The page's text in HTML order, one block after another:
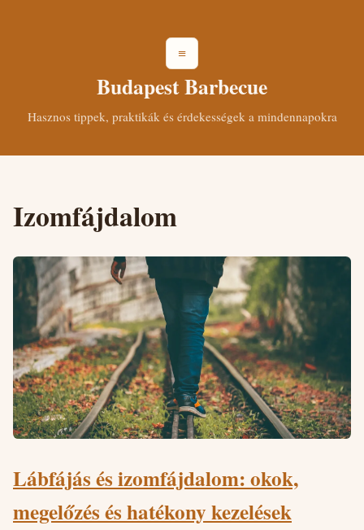
≡
Budapest Barbecue
Hasznos tippek, praktikák és érdekességek a mindennapokra
Izomfájdalom
Lábfájás és izomfájdalom: okok,
megelőzés és hatékony kezelések